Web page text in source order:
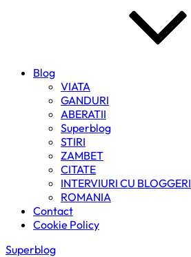
Blog
VIATA
GANDURI
ABERATII
Superblog
STIRI
ZAMBET
CITATE
INTERVIURI CU BLOGGERI
ROMANIA
Contact
Cookie Policy
Superblog